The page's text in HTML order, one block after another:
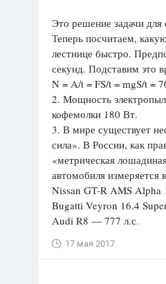
Это решение задачи
Теперь посчитаем,
лестнице быстро.
секунд. Под­ставим это
N = A/t = FS/t = mgS/t =
2. Мощность
кофемолки 180 Вт.
3. В мире существует
сила». В России, как
«метрическая
автомобиля
Nissan GT-R AMS
Bugatti Veyron 16.4
Audi R8 — 777 л.с.
17 мая 2017